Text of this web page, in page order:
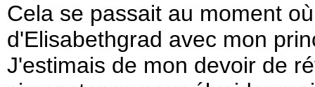
Cela se passait au moment
d'Elisabethgrad avec mon
J'estimais de mon devoir de